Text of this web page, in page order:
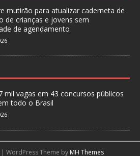
mutirão para atualizar caderneta de
de crianças e jovens sem
de agendamento
mil vagas em 43 concursos públicos
todo o Brasil
WordPress Theme by MH Themes